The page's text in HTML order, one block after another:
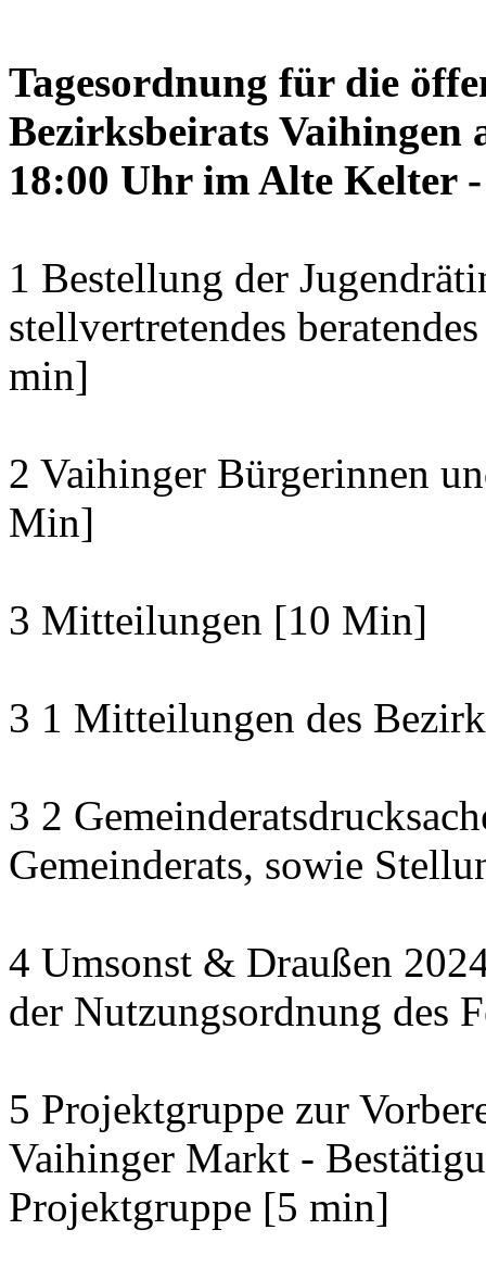
Tagesordnung für die
Bezirksbeirats Vaihingen
18:00 Uhr im Alte Kelter
1 Bestellung der
stellvertretendes
min]
2 Vaihinger Bürgerinnen
Min]
3 Mitteilungen [10 Min]
3 1 Mitteilungen des
3 2
Gemeinderats, sowie
4 Umsonst & Draußen
der Nutzungsordnung des
5 Projektgruppe zur
Vaihinger Markt -
Projektgruppe [5 min]